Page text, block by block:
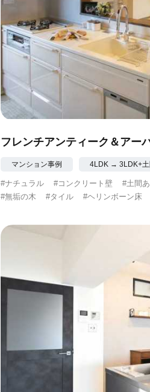
フレンチアンティーク＆アー
マンション事例 4LDK → 3LDK+土
#ナチュラル #コンクリート壁 #土間
#無垢の木
#タイル #ヘリンボーン床